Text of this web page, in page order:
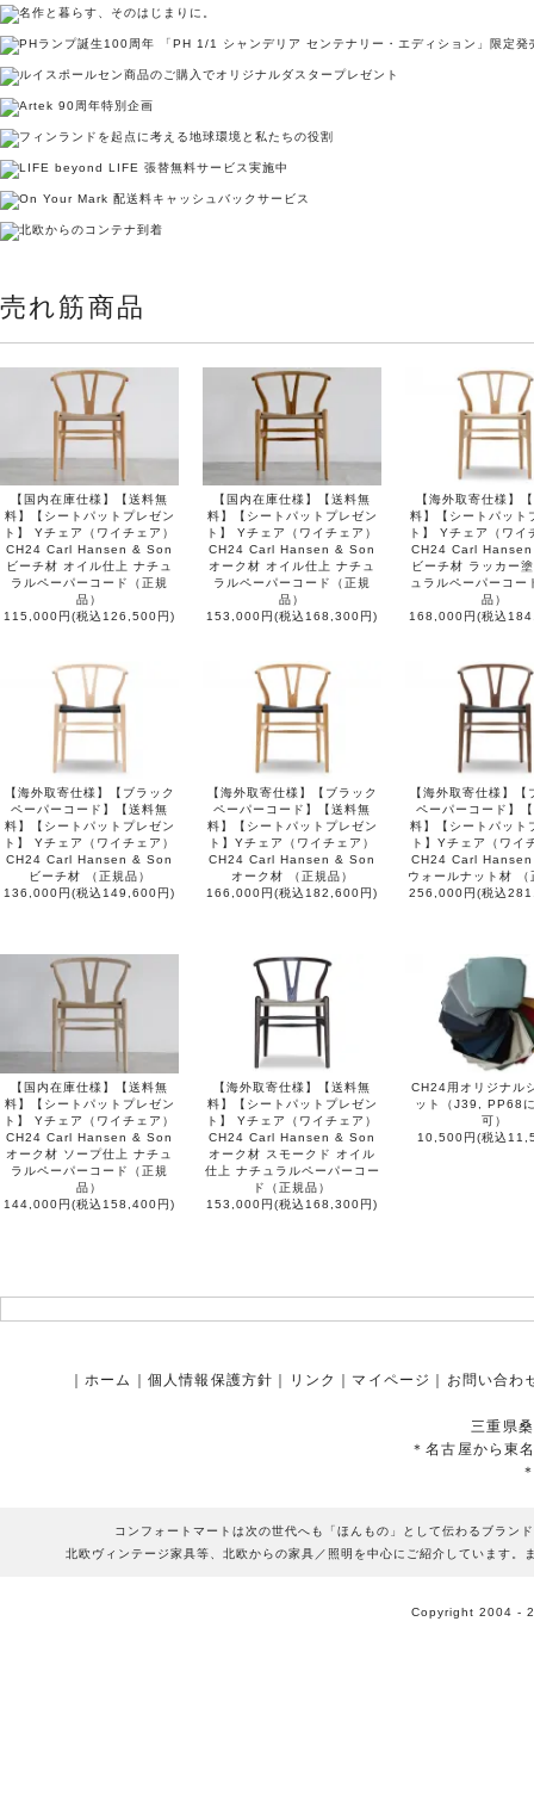
売れ筋商品
【国内在庫仕様】【送料無
料】【シートパットプレゼン
ト】 Yチェア（ワイチェア）
CH24 Carl Hansen & Son
ビーチ材 オイル仕上 ナチュ
ラルペーパーコード（正規
品）
115,000円(税込126,500円)
【国内在庫仕様】【送料無
料】【シートパットプレゼン
ト】 Yチェア（ワイチェア）
CH24 Carl Hansen & Son
オーク材 オイル仕上 ナチュ
ラルペーパーコード（正規
品）
153,000円(税込168,300円)
【海外取寄仕様】
料】【シートパット
ト】 Yチェア（ワイ
CH24 Carl
ビーチ材 ラッカー
ュラルペーパーコー
品）
168,000円(税込
【海外取寄仕様】【ブラック
ペーパーコード】【送料無
料】【シートパットプレゼン
ト】 Yチェア（ワイチェア）
CH24 Carl Hansen & Son
ビーチ材 （正規品）
136,000円(税込149,600円)
【海外取寄仕様】【ブラック
ペーパーコード】【送料無
料】【シートパットプレゼン
ト】Yチェア（ワイチェア）
CH24 Carl Hansen & Son
オーク材 （正規品）
166,000円(税込182,600円)
【海外取寄仕様】【
ペーパーコード】
料】【シートパット
ト】Yチェア（ワイ
CH24 Carl
ウォールナット材 （
256,000円(税込
【国内在庫仕様】【送料無
料】【シートパットプレゼン
ト】 Yチェア（ワイチェア）
CH24 Carl Hansen & Son
オーク材 ソープ仕上 ナチュ
ラルペーパーコード（正規
品）
144,000円(税込158,400円)
【海外取寄仕様】【送料無
料】【シートパットプレゼン
ト】 Yチェア（ワイチェア）
CH24 Carl Hansen & Son
オーク材 スモークド オイル
仕上 ナチュラルペーパーコー
ド（正規品）
153,000円(税込168,300円)
CH24用オリジナル
ット（J39, PP68
可）
10,500円(税込
｜ ホーム ｜ 個人情報保護方針 ｜ リンク ｜ マイページ ｜ お問い合わ
三重県
＊名古屋から東
コンフォートマートは次の世代へも「ほんもの」として伝わるブラン
北欧ヴィンテージ家具等、北欧からの家具／照明を中心にご紹介しています
Copyright 2004 -